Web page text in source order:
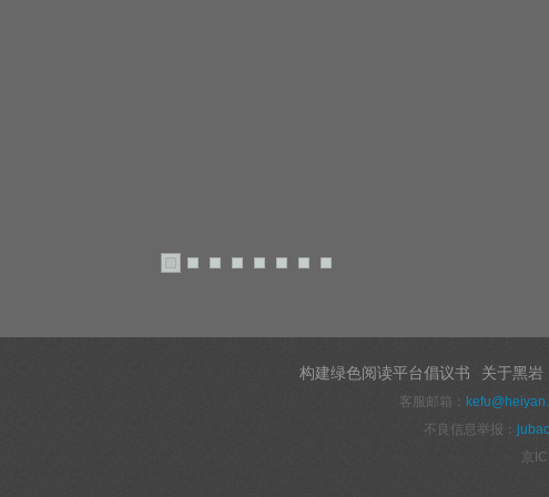
构建绿色阅读平台倡议书 关于黑岩
客服邮箱：
不良信息举报：
京